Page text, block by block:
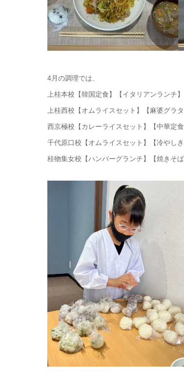
4月の調理では、
上桂本校【韓国定食】【イタリアンランチ】
上桂西校【オムライスセット】【麻婆グラタ
西京極校【カレーライスセット】【中華定食
千代原口校【オムライスセット】【冷やしき
桂物集女校【ハンバーグランチ】【焼きそ